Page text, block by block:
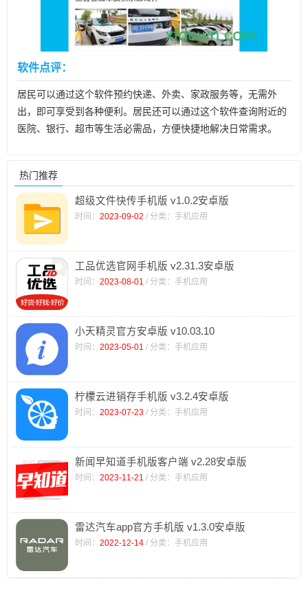
软件点评：
居民可以通过这个软件预约快递、外卖、家政服务等，无需外
出，即可享受到各种便利。居民还可以通过这个软件查询附近的
医院、银行、超市等生活必需品，方便快捷地解决日常需求。
热门推荐
超级文件快传手机版 v1.0.2安卓版
时间： 2023-09-02 / 分类：手机应用
工品优选官网手机版 v2.31.3安卓版
时间： 2023-08-01 / 分类：手机应用
小天精灵官方安卓版 v10.03.10
时间： 2023-05-01 / 分类：手机应用
柠檬云进销存手机版 v3.2.4安卓版
时间： 2023-07-23 / 分类：手机应用
新闻早知道手机版客户端 v2.28安卓版
时间： 2023-11-21 / 分类：手机应用
雷达汽车app官方手机版 v1.3.0安卓版
时间： 2022-12-14 / 分类：手机应用